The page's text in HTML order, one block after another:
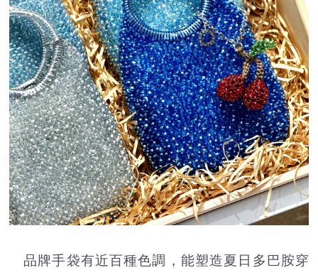
品牌手袋有近百種色調，能塑造夏日多巴胺穿